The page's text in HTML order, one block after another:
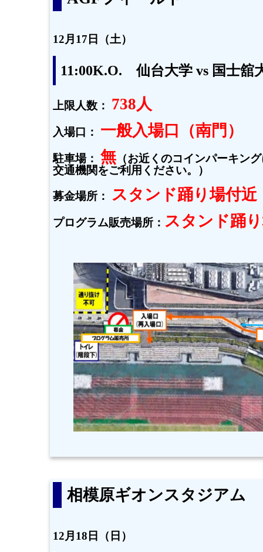
12月17日（土）
11:00K.O. 仙台大学 vs 国士舘
上限人数： 738人
入場口： 一般入場口（南門）
駐車場： 無 （お近くのコインパーキン
交通機関をご利用ください。）
募金場所： スタンド踊り場付近
プログラム販売場所： スタンド踊
相模原ギオンスタジアム
12月18日（日）